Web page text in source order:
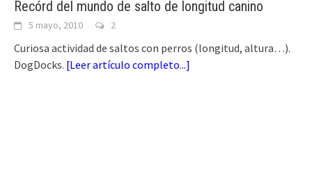
Recórd del mundo de salto de longitud canino
5 mayo, 2010 2
Curiosa actividad de saltos con perros (longitud, altura…).
DogDocks. [Leer artículo completo...]